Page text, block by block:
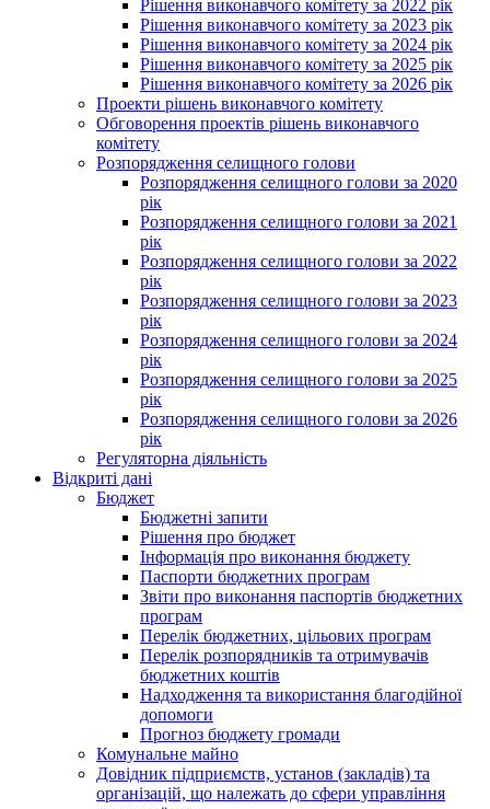
Рішення виконавчого комітету за 2022 рік
Рішення виконавчого комітету за 2023 рік
Рішення виконавчого комітету за 2024 рік
Рішення виконавчого комітету за 2025 рік
Рішення виконавчого комітету за 2026 рік
Проекти рішень виконавчого комітету
Обговорення проектів рішень виконавчого
комітету
Розпорядження селищного голови
Розпорядження селищного голови за 2020
рік
Розпорядження селищного голови за 2021
рік
Розпорядження селищного голови за 2022
рік
Розпорядження селищного голови за 2023
рік
Розпорядження селищного голови за 2024
рік
Розпорядження селищного голови за 2025
рік
Розпорядження селищного голови за 2026
рік
Регуляторна діяльність
Відкриті дані
Бюджет
Бюджетні запити
Рішення про бюджет
Інформація про виконання бюджету
Паспорти бюджетних програм
Звіти про виконання паспортів бюджетних
програм
Перелік бюджетних, цільових програм
Перелік розпорядників та отримувачів
бюджетних коштів
Надходження та використання благодійної
допомоги
Прогноз бюджету громади
Комунальне майно
Довідник підприємств, установ (закладів) та
організацій, що належать до сфери управління